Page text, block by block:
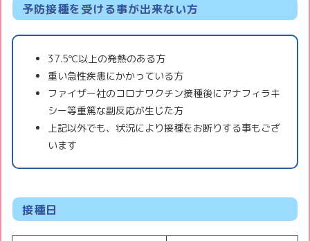
予防接種を受ける事が出来ない方
37.5℃以上の発熱のある方
重い急性疾患にかかっている方
ファイザー社のコロナワクチン接種後にアナフィラキ
シー等重篤な副反応が生じた方
上記以外でも、状況により接種をお断りする事もござ
います
接種日